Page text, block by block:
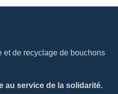
et de recyclage de bouchons
au service de la solidarité.